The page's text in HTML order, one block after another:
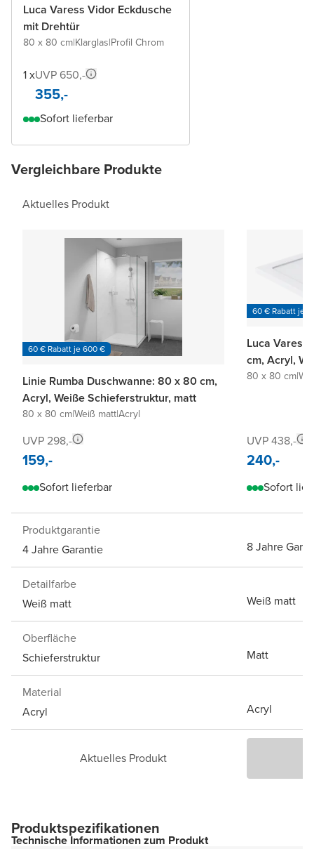
Luca Varess Vidor Eckdusche
mit Drehtür
80 x 80 cm|Klarglas|Profil Chrom
1 xUVP 650,-
355,-
Sofort lieferbar
Vergleichbare Produkte
Aktuelles Produkt
60 € Rabatt je 600 €
Linie Rumba Duschwanne: 80 x 80 cm,
Acryl, Weiße Schieferstruktur, matt
80 x 80 cm|Weiß matt|Acryl
UVP 298,-
159,-
Sofort lieferbar
60 € Rabatt je
Luca
cm, Acryl,
80 x 80 cm|
UVP 438,-
240,-
Sofort
Produktgarantie
4 Jahre Garantie
8 Jahre
Detailfarbe
Weiß matt
Weiß matt
Oberfläche
Schieferstruktur
Matt
Material
Acryl
Acryl
Aktuelles Produkt
Produktspezifikationen
Technische Informationen zum Produkt